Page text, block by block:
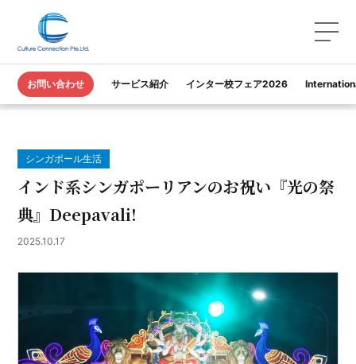
お問い合わせ サービス紹介 インター校フェア2026
TOP
カルコネ｜教育コラム
インド系シンガポーリアンのお祝い『光の祭典』Deepavali!
シンガポール生活
インド系シンガポーリアンのお祝い『光の祭
典』Deepavali!
2025.10.17